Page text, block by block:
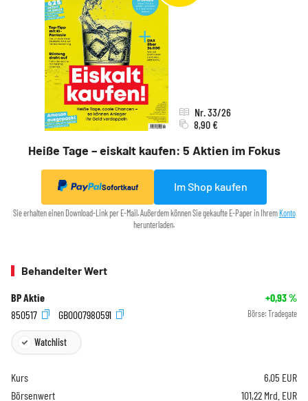
Heiße Tage – eiskalt kaufen: 5 Aktien im Fokus
Nr. 33/26
8,90 €
Sofortkauf Im Shop kaufen
Sie erhalten einen Download-Link per E-Mail. Außerdem können Sie gekaufte E-Paper in IhremKonto
herunterladen.
Behandelter Wert
BP Aktie +0,93%
850517
GB0007980591 Börse: Tradegate
Watchlist
Kurs 6,05 EUR
Börsenwert
101,22 Mrd. EUR